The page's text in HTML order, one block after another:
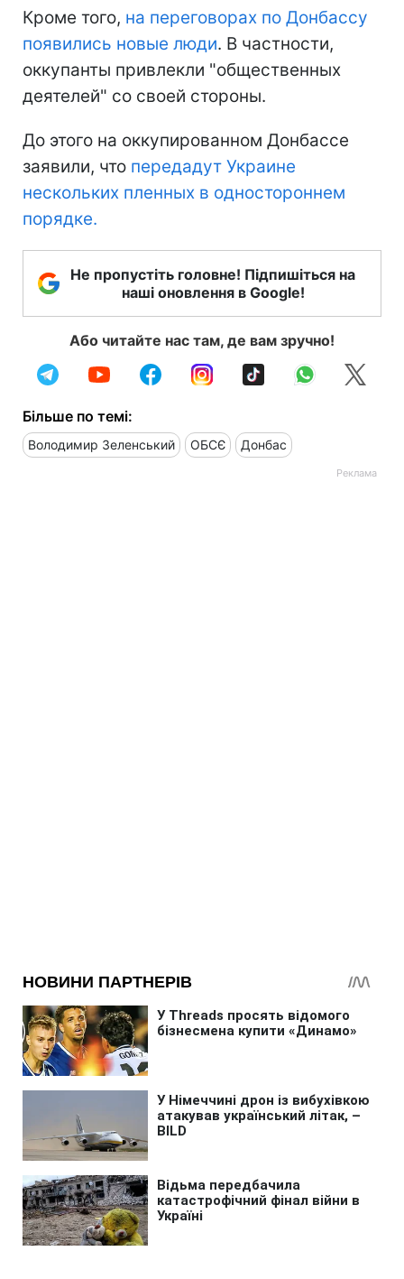
Кроме того, на переговорах по Донбассу
появились новые люди. В частности,
оккупанты привлекли "общественных
деятелей" со своей стороны.
До этого на оккупированном Донбассе
заявили, что передадут Украине
нескольких пленных в одностороннем
порядке.
Не пропустіть головне! Підпишіться на
наші оновлення в Google!
Або читайте нас там, де вам зручно!
Більше по темі:
Володимир Зеленський ОБСЄ Донбас